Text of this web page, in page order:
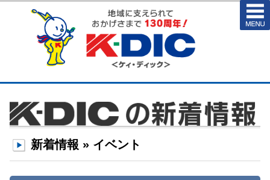
新着情報 » イベント